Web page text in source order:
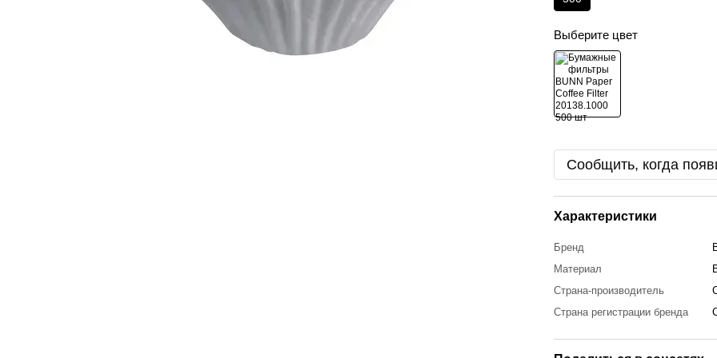
Выберите цвет
Сообщить, когда
Характеристики
Бренд
Материал
Страна-производитель
Страна регистрации бренда